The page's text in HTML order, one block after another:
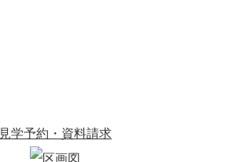
見学予約・資料請求